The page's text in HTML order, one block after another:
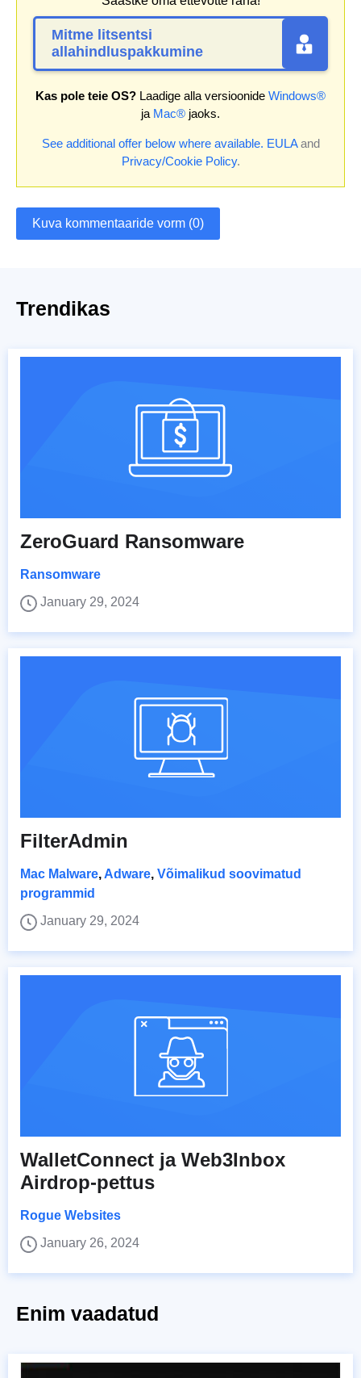
Mitme litsentsi
allahindluspakkumine
Kas pole teie OS? Laadige alla versioonide Windows®
ja Mac® jaoks.
See additional offer below where available. EULAand
Privacy/Cookie Policy.
Kuva kommentaaride vorm (0)
Trendikas
ZeroGuard Ransomware
Ransomware
January 29, 2024
FilterAdmin
Mac Malware, Adware, Võimalikud soovimatud
programmid
January 29, 2024
WalletConnect ja Web3Inbox
Airdrop-pettus
Rogue Websites
January 26, 2024
Enim vaadatud